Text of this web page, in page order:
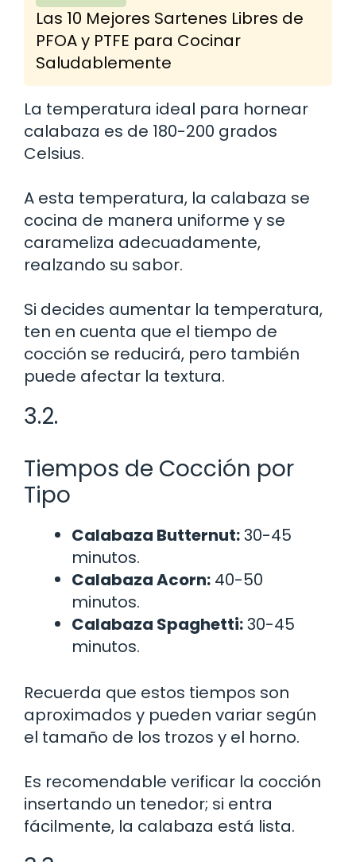
Las 10 Mejores Sartenes Libres de
PFOA y PTFE para Cocinar
Saludablemente
La temperatura ideal para hornear
calabaza es de 180-200 grados
Celsius.
A esta temperatura, la calabaza se
cocina de manera uniforme y se
carameliza adecuadamente,
realzando su sabor.
Si decides aumentar la temperatura,
ten en cuenta que el tiempo de
cocción se reducirá, pero también
puede afectar la textura.
3.2.
Tiempos de Cocción por
Tipo
Calabaza Butternut:30-45
minutos.
Calabaza Acorn: 40-50
minutos.
Calabaza Spaghetti:30-45
minutos.
Recuerda que estos tiempos son
aproximados y pueden variar según
el tamaño de los trozos y el horno.
Es recomendable verificar la cocción
insertando un tenedor; si entra
fácilmente, la calabaza está lista.